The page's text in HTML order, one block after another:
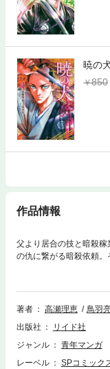
暁の
850
作品情報
父より居合の技と暗殺
の仇に繋がる暗殺依頼
巻き込まれる修羅の道
次々に斃れゆく仲間た
り迅く……宿命の剣客が
代剣戟、覚醒の第4巻！
著者 高瀬理恵
鳥羽
出版社
リイド社
ジャンル
青年マンガ
レーベル
SPコミック